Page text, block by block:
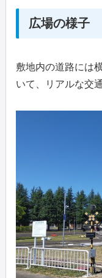
広場の様子
敷地内の道路には
いて、リアルな交